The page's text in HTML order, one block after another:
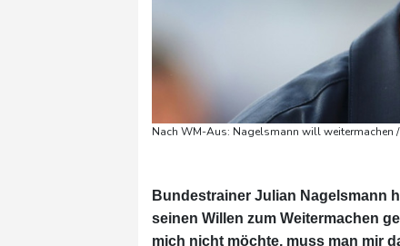
Nach WM-Aus: Nagelsmann will weitermachen
Bundestrainer Julian Nagelsmann
seinen Willen zum Weitermachen
mich nicht möchte, muss man mir